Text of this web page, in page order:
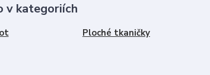
v kategoriích
Ploché tkaničky